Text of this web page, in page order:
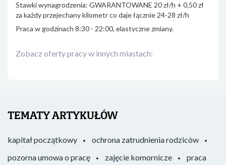
Stawki wynagrodzenia: GWARANTOWANE 20 zł/h + 0,50 zł
za każdy przejechany kilometr co daje łącznie 24-28 zł/h
Praca w godzinach 8:30 - 22:00, elastyczne zmiany.
Zobacz oferty pracy w innych miastach:
TEMATY ARTYKUŁÓW
kapitał początkowy
ochrona zatrudnienia rodziców
pozorna umowa o pracę
zajęcie komornicze praca